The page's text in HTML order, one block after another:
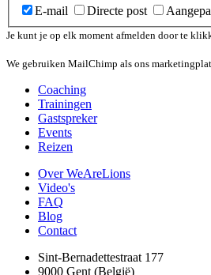
E-mail Directe post
Je kunt je op elk moment afmelden door te
We gebruiken MailChimp als ons
Coaching
Trainingen
Gastspreker
Events
Reizen
Over WeAreLions
Video's
FAQ
Blog
Contact
Sint-Bernadettestraat 177
9000 Gent (België)